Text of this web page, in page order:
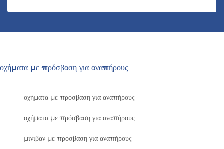
οχήματα με πρόσβαση για αναπήρους
οχήματα με πρόσβαση για αναπήρους
οχήματα με πρόσβαση για αναπήρους
μινιβαν με πρόσβαση για αναπήρους